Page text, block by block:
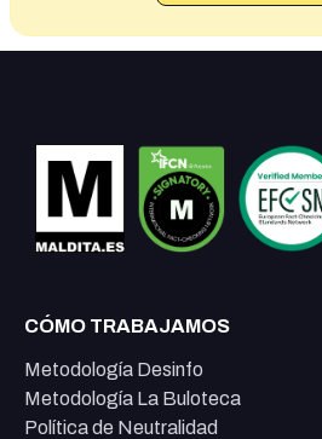
CÓMO TRABAJAMOS
Metodología Desinfo
Metodología La Buloteca
Política de Neutralidad